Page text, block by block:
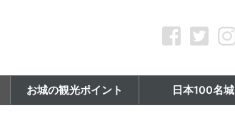
お城の観光ポイント 日本100名城